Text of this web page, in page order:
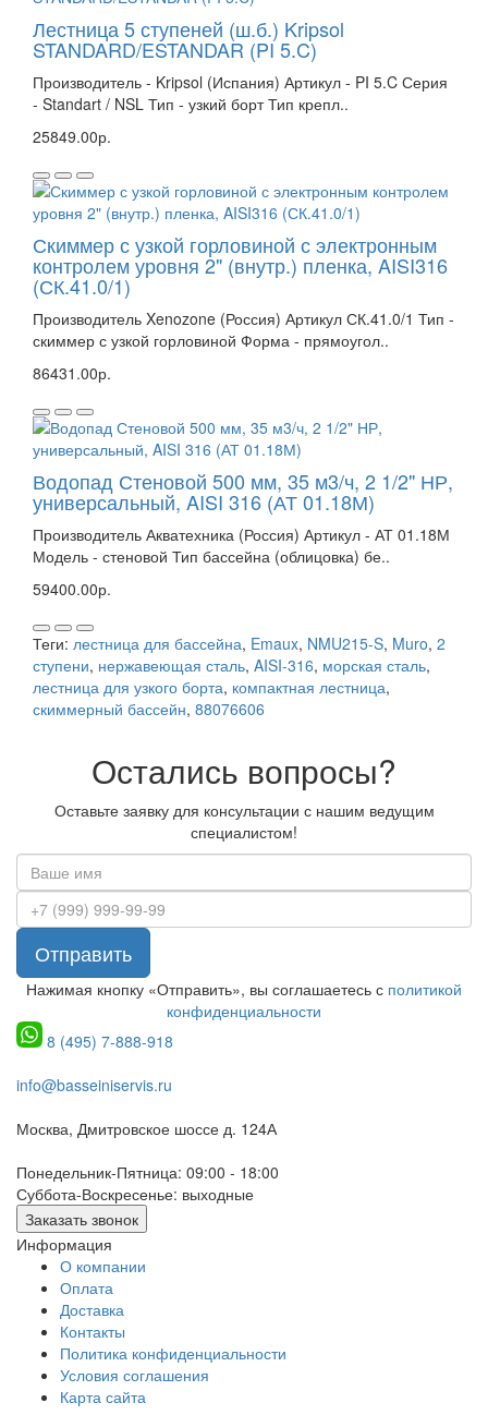
Лестница 5 ступеней (ш.б.) Kripsol
STANDARD/ESTANDAR (PI 5.C)
Производитель - Kripsol (Испания) Артикул - PI 5.C Серия
- Standart / NSL Тип - узкий борт Тип крепл..
25849.00р.
Скиммер с узкой горловиной с электронным
контролем уровня 2" (внутр.) пленка, AISI316
(СК.41.0/1)
Производитель Xenozone (Россия) Артикул СК.41.0/1 Тип -
скиммер с узкой горловиной Форма - прямоугол..
86431.00р.
Водопад Стеновой 500 мм, 35 м3/ч, 2 1/2" НР,
универсальный, AISI 316 (АТ 01.18М)
Производитель Акватехника (Россия) Артикул - АТ 01.18М
Модель - стеновой Тип бассейна (облицовка) бе..
59400.00р.
Теги: лестница для бассейна, Emaux, NMU215-S, Muro, 2
ступени, нержавеющая сталь, AISI-316, морская сталь,
лестница для узкого борта, компактная лестница,
скиммерный бассейн, 88076606
Остались вопросы?
Оставьте заявку для консультации с нашим ведущим
специалистом!
Отправить
Нажимая кнопку «Отправить», вы соглашаетесь с политикой
конфиденциальности
8 (495) 7-888-918
info@basseiniservis.ru
Москва, Дмитровское шоссе д. 124А
Понедельник-Пятница: 09:00 - 18:00
Суббота-Воскресенье: выходные
Заказать звонок
Информация
О компании
Оплата
Доставка
Контакты
Политика конфиденциальности
Условия соглашения
Карта сайта